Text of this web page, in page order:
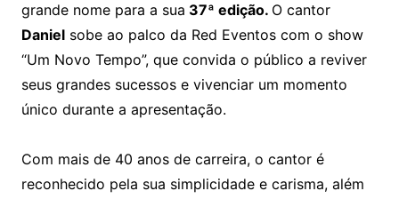
grande nome para a sua 37ª edição. O cantor
Danielsobe ao palco da Red Eventos com o show
“Um Novo Tempo”, que convida o público a reviver
seus grandes sucessos e vivenciar um momento
único durante a apresentação.
Com mais de 40 anos de carreira, o cantor é
reconhecido pela sua simplicidade e carisma, além